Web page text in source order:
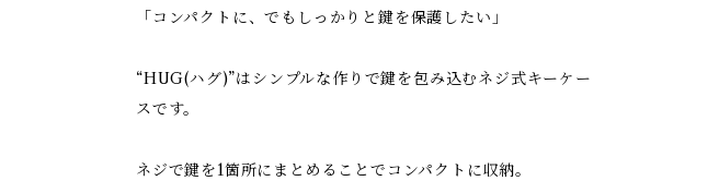
「コンパクトに、でもしっかりと鍵を保護したい」
“HUG(ハグ)”はシンプルな作りで鍵を包み込むネジ式キーケー
スです。
ネジで鍵を1箇所にまとめることでコンパクトに収納。